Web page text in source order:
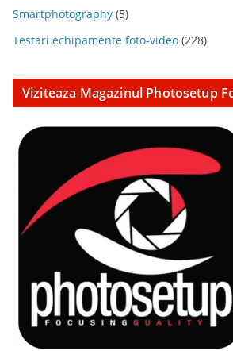
Smartphotography (5)
Testari echipamente foto-video (228)
Viziteaza Magazinul Photosetup